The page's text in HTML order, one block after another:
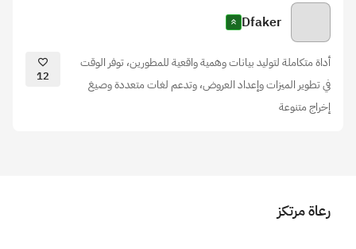
Dfaker
أداة متكاملة لتوليد بيانات وهمية واقعية للمطورين، توفر الوقت
في تطوير الميزات وإعداد العروض، وتدعم لغات متعددة وصيغ
إخراج متنوعة
12
رعاة مرتكز